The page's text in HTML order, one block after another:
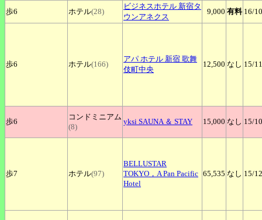
歩6 ホテル(28)
ビジネスホテル 新宿タ
ウンアネクス
9,000 有料 16/10
歩6 ホテル(166)
アパ ホテル 新宿 歌舞
伎町中央
12,500 なし 15/11
歩6
コンドミニアム
(8)
yksi SAUNA ＆ STAY 15,000 なし 15/10
歩7 ホテル(97)
BELLUSTAR
TOKYO，A Pan Pacific
Hotel
65,535 なし 15/12